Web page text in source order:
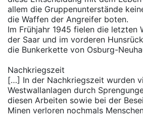
allem die Gruppenunterstände
die Waffen der Angreifer boten.
Im Frühjahr 1945 fielen die letzten
der Saar und im vorderen
die Bunkerkette von Osburg-
Nachkriegszeit
[…] In der Nachkriegszeit wurden
Westwallanlagen durch
diesen Arbeiten sowie bei der
Minen verloren nochmals